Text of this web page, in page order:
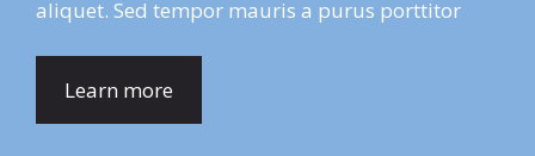
aliquet. Sed tempor mauris a purus porttitor
Learn more